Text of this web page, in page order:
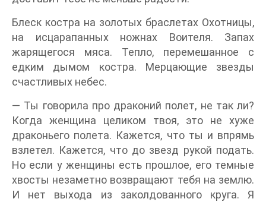
Блеск костра на золотых браслетах Охотницы,
на исцарапанных ножнах Воителя. Запах
жарящегося мяса. Тепло, перемешанное с
едким дымом костра. Мерцающие звезды
счастливых небес.
— Ты говорила про драконий полет, не так ли?
Когда женщина целиком твоя, это не хуже
драконьего полета. Кажется, что ты и впрямь
взлетел. Кажется, что до звезд рукой подать.
Но если у женщины есть прошлое, его темные
хвосты незаметно возвращают тебя на землю.
И нет выхода из заколдованного круга. Я